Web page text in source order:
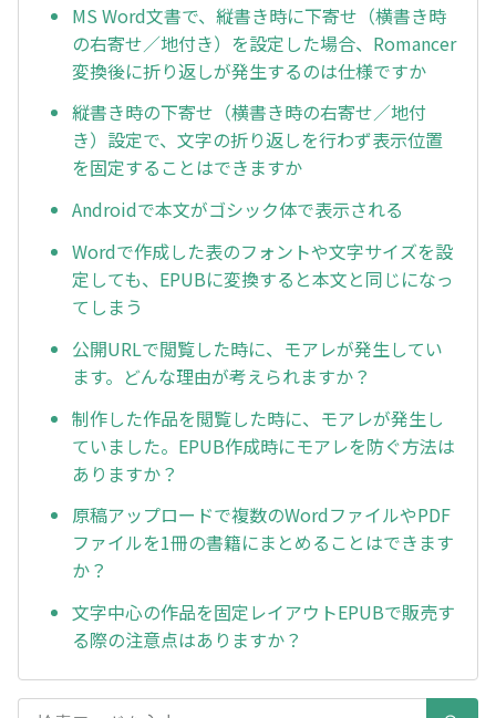
MS Word文書で、縦書き時に下寄せ（横書き時
の右寄せ／地付き）を設定した場合、Romancer
変換後に折り返しが発生するのは仕様ですか
縦書き時の下寄せ（横書き時の右寄せ／地付
き）設定で、文字の折り返しを行わず表示位置
を固定することはできますか
Androidで本文がゴシック体で表示される
Wordで作成した表のフォントや文字サイズを設
定しても、EPUBに変換すると本文と同じになっ
てしまう
公開URLで閲覧した時に、モアレが発生してい
ます。どんな理由が考えられますか？
制作した作品を閲覧した時に、モアレが発生し
ていました。EPUB作成時にモアレを防ぐ方法は
ありますか？
原稿アップロードで複数のWordファイルやPDF
ファイルを1冊の書籍にまとめることはできます
か？
文字中心の作品を固定レイアウトEPUBで販売す
る際の注意点はありますか？